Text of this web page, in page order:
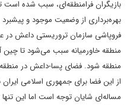
بازیگران فرامنطقه‌ای، سبب شده است
بهره‌برداری از وضعیت موجود و پیشبرد
فروپاشی سازمان تروریستی داعش در
منطقه خاورمیانه سبب می‌شود تا چین
منطقه شود. فضای پسا-داعش در
از این فضا برای جمهوری اسلامی
مساله‌ای شایان توجه است اما این